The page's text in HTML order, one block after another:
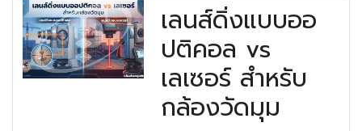
เลนส์ดิ่งแบบออ
ปติคอล vs
เลเซอร์ สำหรับ
กล้องวัดมุม